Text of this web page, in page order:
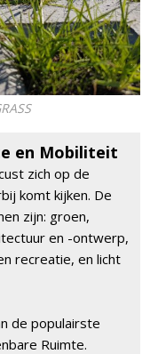
en Mobiliteit
zich op de
komt kijken. De
zijn: groen,
en -ontwerp,
recreatie, en licht
de populairste
Ruimte.